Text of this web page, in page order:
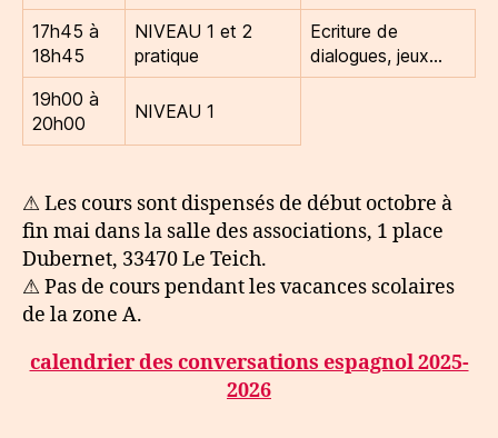
17h45 à
18h45
NIVEAU 1 et 2
pratique
Ecriture de
dialogues, jeux…
19h00 à
20h00
NIVEAU 1
⚠ Les cours sont dispensés de début octobre à
fin mai dans la salle des associations, 1 place
Dubernet, 33470 Le Teich.
⚠ Pas de cours pendant les vacances scolaires
de la zone A.
calendrier des conversations espagnol 2025-
2026